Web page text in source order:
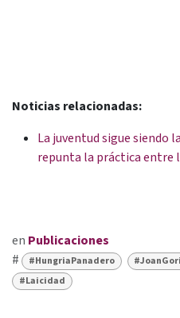
Noticias relacionadas:
La juventud sigue siendo
repunta la práctica entre
en Publicaciones
#
#HungriaPanadero
#Laicidad